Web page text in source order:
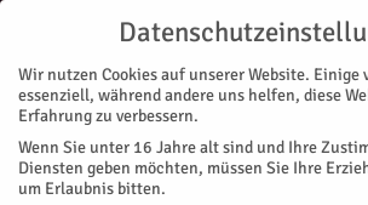
Start
Wir nutzen Cookies auf unserer Website. Einige
essenziell, während andere uns helfen, diese
Erfahrung zu verbessern.
Wenn Sie unter 16 Jahre alt sind und Ihre
Diensten geben möchten, müssen Sie Ihre
um Erlaubnis bitten.